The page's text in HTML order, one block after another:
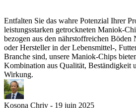
Entfalten Sie das wahre Potenzial Ihrer
leistungsstarken getrockneten Maniok-
bezogen aus den nährstoffreichen
oder Hersteller in der Lebensmittel-,
Branche sind, unsere Maniok-Chips
Kombination aus Qualität, Beständigkeit
Wirkung.
Kosona Chriv - 19 juin 2025